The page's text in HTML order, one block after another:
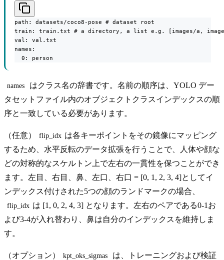
path: datasets/coco8-pose # dataset root
train: train.txt # a directory, a list e.g. [images/a,
val: val.txt
names:
  0: person
names
はクラス名の辞書です。名前の順序は、YOLO デー
タセットファイル内のオブジェクトクラスインデックスの順
序と一致している必要があります。
（任意） flip_idx は各キーポイントをその鏡像にマッピング
するため、水平反転のデータ拡張を行うことで、人体や顔な
どの対称的なスケルトン上で左右の一貫性を保つことができ
ます。左目、右目、鼻、左口、右口 = [0, 1, 2, 3, 4]としてイ
ンデックス付けされた5つの顔のランドマークの場合、
flip_idx は [1, 0, 2, 4, 3] となります。左右のペアである0-1お
よび3-4が入れ替わり、鼻は自分のインデックスを維持しま
す。
（オプション） kpt_oks_sigmas
は、トレーニングおよび検証